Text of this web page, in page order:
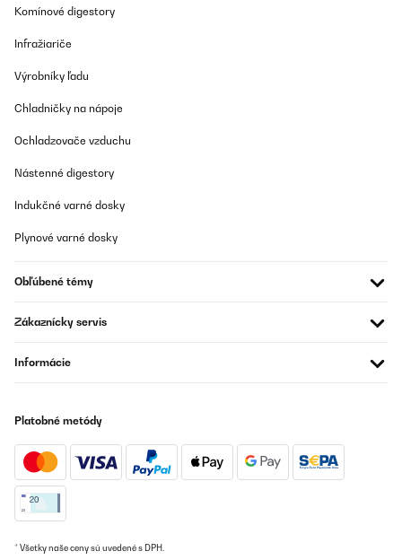
Komínové digestory
Infražiariče
Výrobníky ľadu
Chladničky na nápoje
Ochladzovače vzduchu
Nástenné digestory
Indukčné varné dosky
Plynové varné dosky
Obľúbené témy
Zákaznícky servis
Informácie
Platobné metódy
* Všetky naše ceny sú uvedené s DPH.